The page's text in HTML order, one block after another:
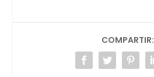
COMPARTIR: